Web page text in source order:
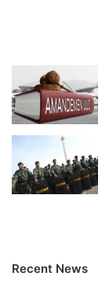
Recent News